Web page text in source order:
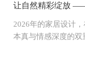
让自然精彩绽放
2026年的家居设计
本真与情感深度的